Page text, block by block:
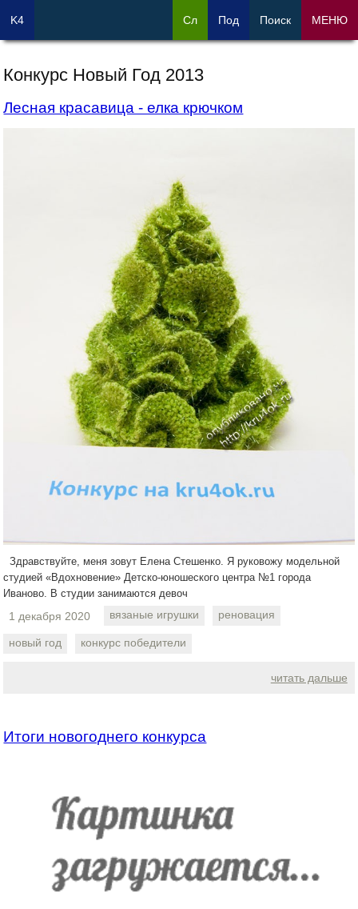
Конкурс Новый Год 2013
Лесная красавица - елка крючком
Здравствуйте, меня зовут Елена Стешенко. Я руковожу модельной
студией «Вдохновение» Детско-юношеского центра №1 города
Иваново. В студии занимаются девоч
1 декабря 2020 вязаные игрушки реновация
новый год конкурс победители
читать дальше
Итоги новогоднего конкурса
K4 Сл Под Поиск МЕНЮ